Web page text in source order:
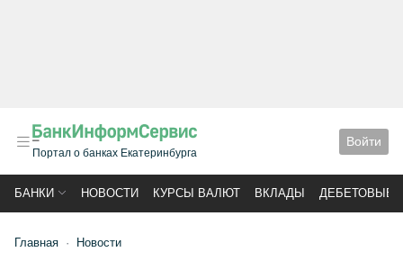
Портал о банках Екатеринбурга
Войти
БАНКИ НОВОСТИ КУРСЫ ВАЛЮТ ВКЛАДЫ ДЕБЕТОВЫЕ
Главная Новости